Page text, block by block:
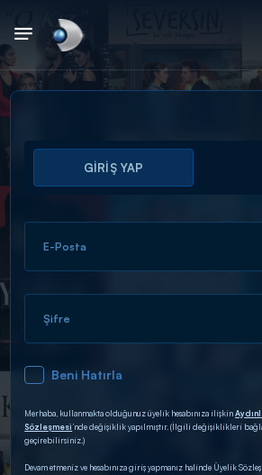
Arama
ARAMA SONUÇLARI
DİĞER SONUÇLAR
GİRİŞ YAP
E-Posta
Şifre
Beni Hatırla
Merhaba, kullanmakta olduğunuz üyelik hesabınıza ilişkin
Sözleşmesi’nde değişiklik yapılmıştır. (İlgili değişiklikleri
geçirebilirsiniz.)
Devam etmeniz ve hesabınıza giriş yapmanız halinde Üyelik